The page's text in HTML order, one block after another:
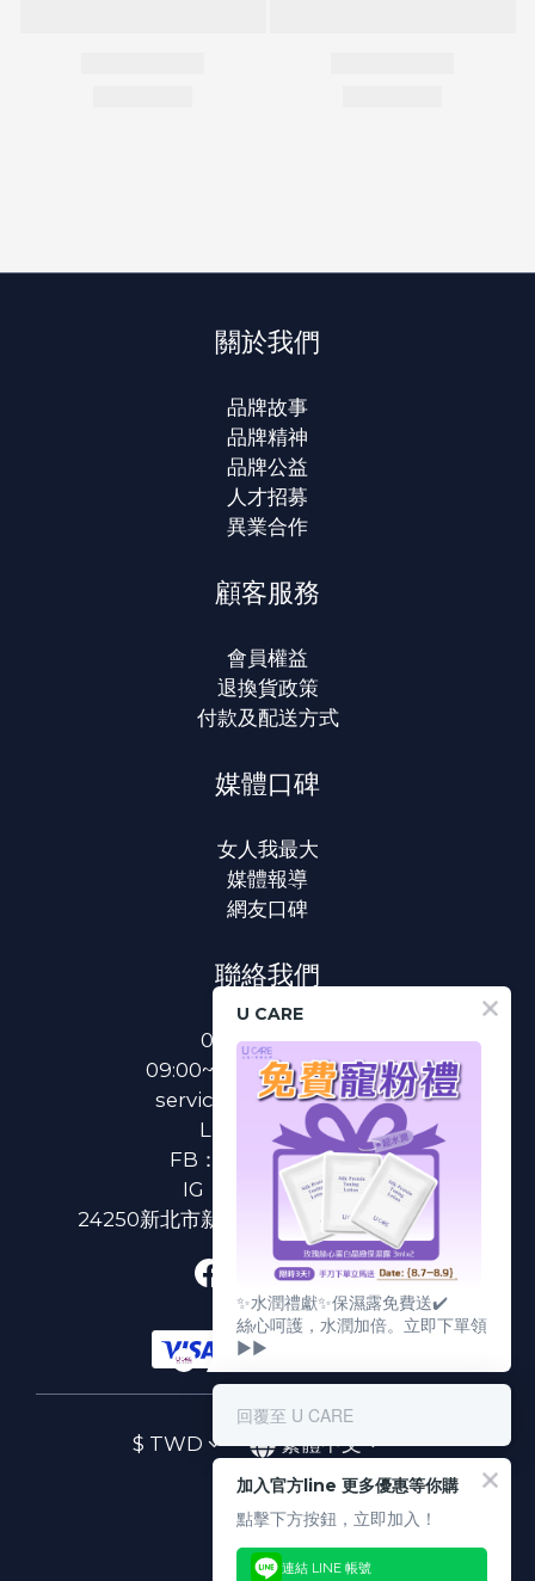
關於我們
品牌故事
品牌精神
品牌公益
人才招募
異業合作
顧客服務
會員權益
退換貨政策
付款及配送方式
媒體口碑
女人我最大
媒體報導
網友口碑
聯絡我們
0800-233-233
09:00~18:00(國定假日除外)
service@u-care.com.tw
LINE：
@ucare
FB：
U CARE 美麗粉專
IG：
ucare.tw2002
24250新北市新莊區新北大道二段312號3樓
$ TWD 繁體中文
U CARE
✨水潤禮獻✨保濕露免費送✔️
絲心呵護，水潤加倍。立即下單領
▶▶
回覆至 U CARE
加入官方line 更多優惠等你購
點擊下方按鈕，立即加入！
連結 LINE 帳號